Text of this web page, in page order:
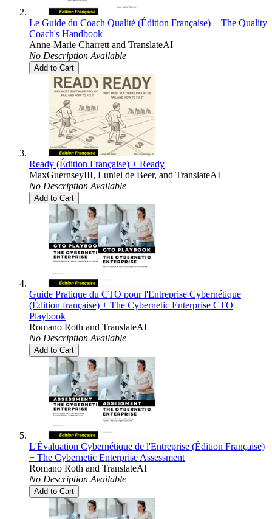
Le Guide du Coach Qualité (Édition Française) + The Quality
Coach's Handbook
Anne-Marie Charrett and TranslateAI
No Description Available
Add to Cart
Ready (Édition Française) + Ready
MaxGuernseyIII, Luniel de Beer, and TranslateAI
No Description Available
Add to Cart
Guide Pratique du CTO pour l'Entreprise Cybernétique
(Édition française) + The Cybernetic Enterprise CTO
Playbook
Romano Roth and TranslateAI
No Description Available
Add to Cart
L'Évaluation Cybernétique de l'Entreprise (Édition Française)
+ The Cybernetic Enterprise Assessment
Romano Roth and TranslateAI
No Description Available
Add to Cart